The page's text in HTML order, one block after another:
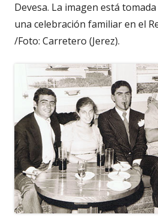
Devesa. La imagen está
una celebración familiar en el
/Foto: Carretero (Jerez).